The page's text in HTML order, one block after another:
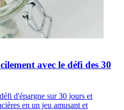
avec le défi des 30
d'épargne sur 30 jours et
en un jeu amusant et